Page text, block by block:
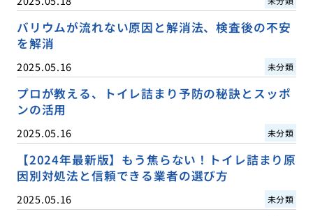
バリウムが流れない原因と解消法、検査後の不安
を解消
2025.05.16 未分類
プロが教える、トイレ詰まり予防の秘訣とスッポ
ンの活用
2025.05.16 未分類
【2024年最新版】もう焦らない！トイレ詰まり原
因別対処法と信頼できる業者の選び方
2025.05.16 未分類